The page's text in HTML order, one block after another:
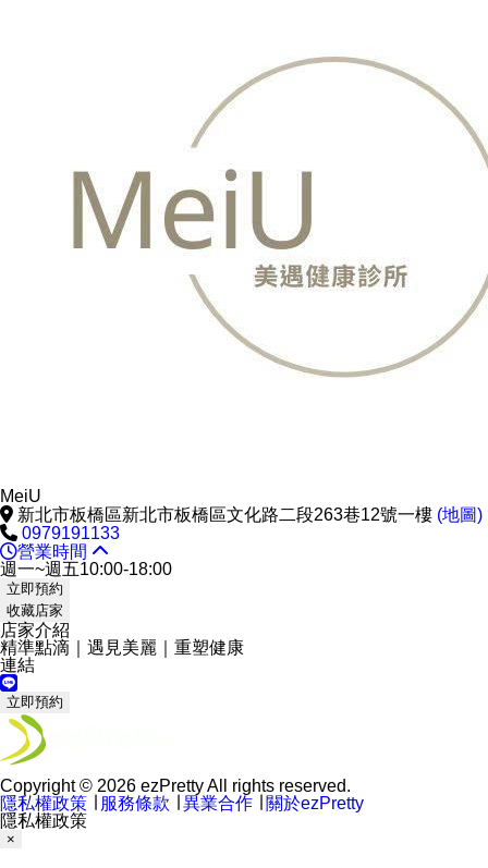
MeiU
新北市板橋區新北市板橋區文化路二段263巷12號一樓 (地圖)
0979191133
營業時間
週一~週五10:00-18:00
立即預約
收藏店家
店家介紹
精準點滴｜遇見美麗｜重塑健康
連結
立即預約
Copyright © 2026 ezPretty All rights reserved.
隱私權政策
服務條款 異業合作
關於ezPretty
隱私權政策
×